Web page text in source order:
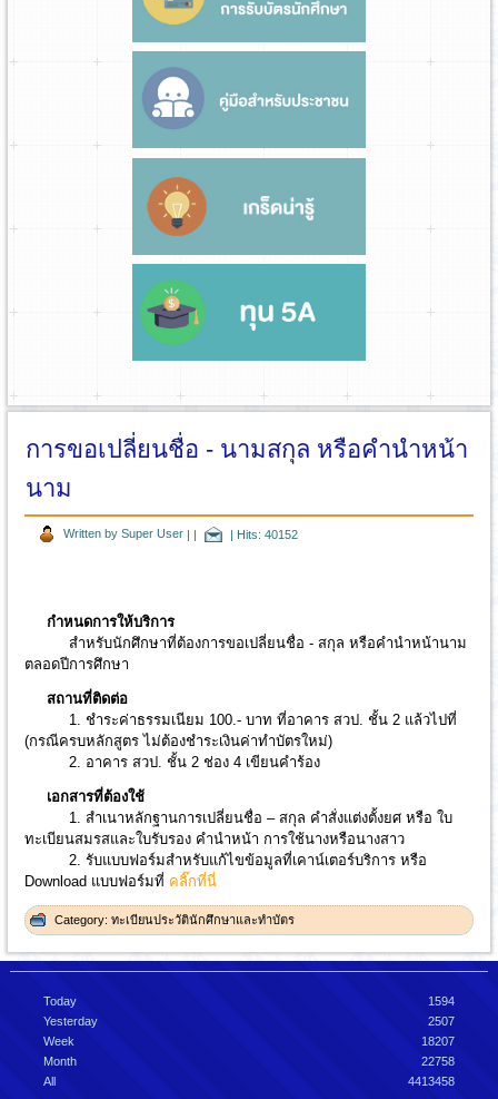
การขอเปลี่ยนชื่อ - นามสกุล หรือคำนำหน้า
นาม
Written by Super User | | | Hits: 40152
กำหนดการให้บริการ
สำหรับนักศึกษาที่ต้องการขอเปลี่ยนชื่อ - สกุล หรือคำนำหน้านาม
ตลอดปีการศึกษา
สถานที่ติดต่อ
1. ชำระค่าธรรมเนียม 100.- บาท ที่อาคาร สวป. ชั้น 2 แล้วไปที่
(กรณีครบหลักสูตร ไม่ต้องชำระเงินค่าทำบัตรใหม่)
2. อาคาร สวป. ชั้น 2 ช่อง 4 เขียนคำร้อง
เอกสารที่ต้องใช้
1. สำเนาหลักฐานการเปลี่ยนชื่อ – สกุล คำสั่งแต่งตั้งยศ หรือ ใบ
ทะเบียนสมรสและใบรับรอง คำนำหน้า การใช้นางหรือนางสาว
2. รับแบบฟอร์มสำหรับแก้ไขข้อมูลที่เคาน์เตอร์บริการ หรือ
Download แบบฟอร์มที่ คลิ๊กที่นี่
Category:ทะเบียนประวัตินักศึกษาและทำบัตร
Today
1594
Yesterday
2507
Week
18207
Month
22758
All
4413458